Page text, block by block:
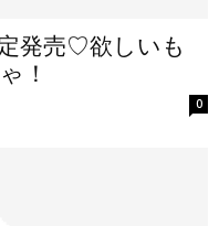
発売♡欲しいも
！
0